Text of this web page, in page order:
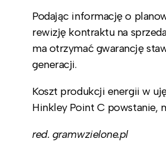
Podając informację o
rewizję kontraktu na
ma otrzymać gwarancję
generacji.
Koszt produkcji energii w
Hinkley Point C powstanie,
red. gramwzielone.pl